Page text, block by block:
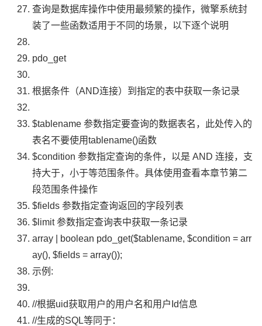
查询是数据库操作中使用最频繁的操作，微擎系统封
装了一些函数适用于不同的场景，以下逐个说明
pdo_get
根据条件（AND连接）到指定的表中获取一条记录
$tablename 参数指定要查询的数据表名，此处传入的
表名不要使用tablename()函数
$condition 参数指定查询的条件，以是 AND 连接，支
持大于，小于等范围条件。具体使用查看本章节第二
段范围条件操作
$fields 参数指定查询返回的字段列表
$limit参数指定查询表中获取一条记录
array
boolean pdo_get($tablename, $condition = arr
ay(), $fields = array());
示例:
//根据uid获取用户的用户名和用户Id信息
//生成的SQL等同于：